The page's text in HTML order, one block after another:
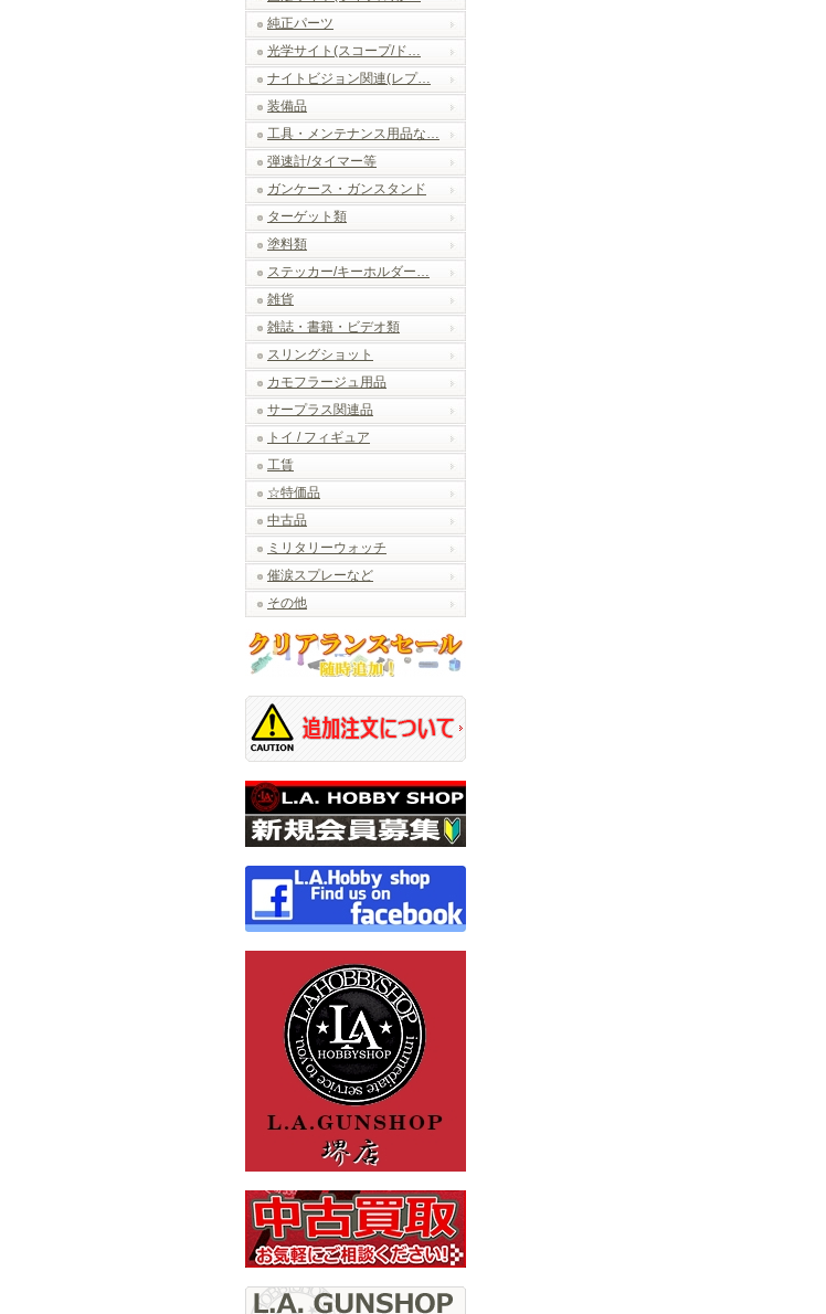
純正パーツ
光学サイト(スコープ/ド…
ナイトビジョン関連(レプ…
装備品
工具・メンテナンス用品な…
弾速計/タイマー等
ガンケース・ガンスタンド
ターゲット類
塗料類
ステッカー/キーホルダー…
雑貨
雑誌・書籍・ビデオ類
スリングショット
カモフラージュ用品
サープラス関連品
トイ / フィギュア
工賃
☆特価品
中古品
ミリタリーウォッチ
催涙スプレーなど
その他